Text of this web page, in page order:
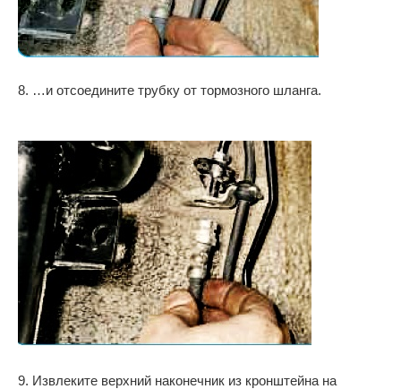
8. …и отсоедините трубку от тормозного шланга.
9. Извлеките верхний наконечник из кронштейна на